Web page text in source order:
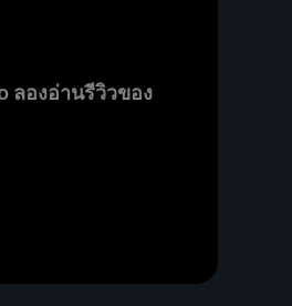
ลองอ่านรีวิวของ